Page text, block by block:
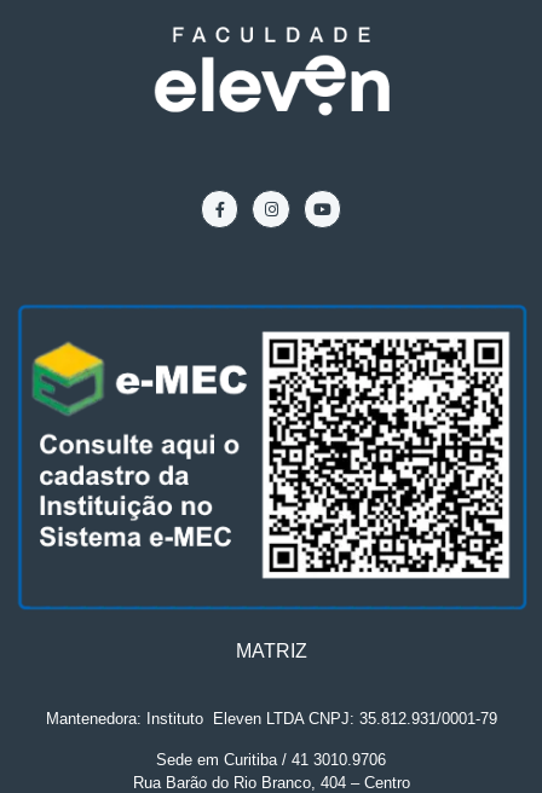
MATRIZ
Mantenedora: Instituto. Eleven LTDA CNPJ: 35.812.931/0001-79
Sede em Curitiba / 41 3010.9706
Rua Barão do Rio Branco, 404 – Centro